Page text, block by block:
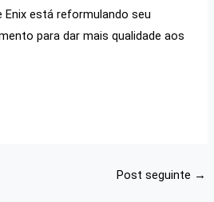
Enix está reformulando seu
para dar mais qualidade aos
Post seguinte →